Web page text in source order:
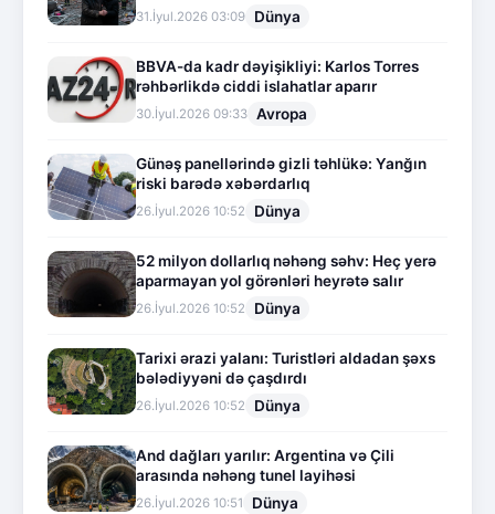
31.İyul.2026 03:09 Dünya
BBVA-da kadr dəyişikliyi: Karlos Torres
rəhbərlikdə ciddi islahatlar aparır
30.İyul.2026 09:33 Avropa
Günəş panellərində gizli təhlükə: Yanğın
riski barədə xəbərdarlıq
26.İyul.2026 10:52 Dünya
52 milyon dollarlıq nəhəng səhv: Heç yerə
aparmayan yol görənləri heyrətə salır
26.İyul.2026 10:52 Dünya
Tarixi ərazi yalanı: Turistləri aldadan şəxs
bələdiyyəni də çaşdırdı
26.İyul.2026 10:52 Dünya
And dağları yarılır: Argentina və Çili
arasında nəhəng tunel layihəsi
26.İyul.2026 10:51 Dünya